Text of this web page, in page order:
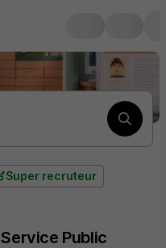
Super recruteur
Service Public